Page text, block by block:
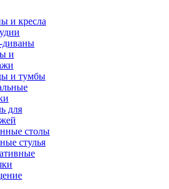
и кресла
и
и тумбы
для
столы
стулья